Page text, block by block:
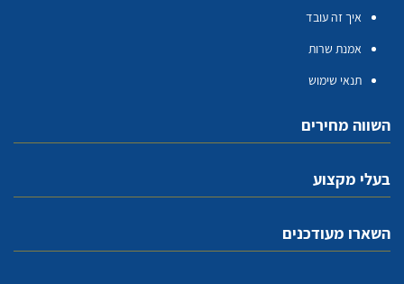
איך זה עובד
אמנת שרות
תנאי שימוש
השווה מחירים
בעלי מקצוע
השארו מעודכנים